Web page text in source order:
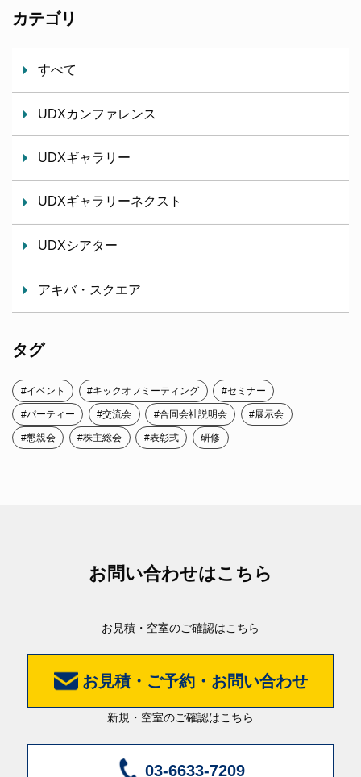
カテゴリ
すべて
UDXカンファレンス
UDXギャラリー
UDXギャラリーネクスト
UDXシアター
アキバ・スクエア
タグ
#イベント #キックオフミーティング #セミナー
#パーティー #交流会 #合同会社説明会 #展示会
#懇親会 #株主総会 #表彰式 研修
お問い合わせはこちら
お見積・空室のご確認はこちら
お見積・ご予約・お問い合わせ
新規・空室のご確認はこちら
03-6633-7209